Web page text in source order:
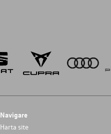
Navigare
Harta site